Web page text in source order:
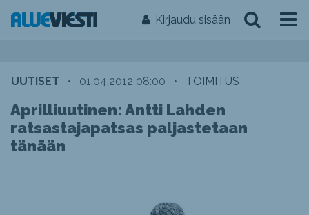
Kirjaudu sisään
UUTISET • 01.04.2012 08:00 • TOIMITUS
Aprilliuutinen: Antti Lahden
ratsastajapatsas paljastetaan
tänään